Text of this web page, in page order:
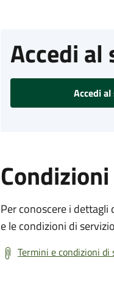
Accedi al
Accedi
Per conoscere i
e le condizioni di
Termini e condizioni di